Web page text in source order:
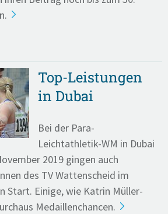
Top-Leistungen
in Dubai
Bei der Para-
Leichtathletik-WM in Dubai
2019 gingen auch
des TV Wattenscheid im
Start. Einige, wie Katrin Müller-
Medaillenchancen.